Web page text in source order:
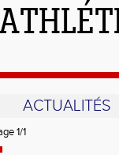
ACTUALITÉS
1/1